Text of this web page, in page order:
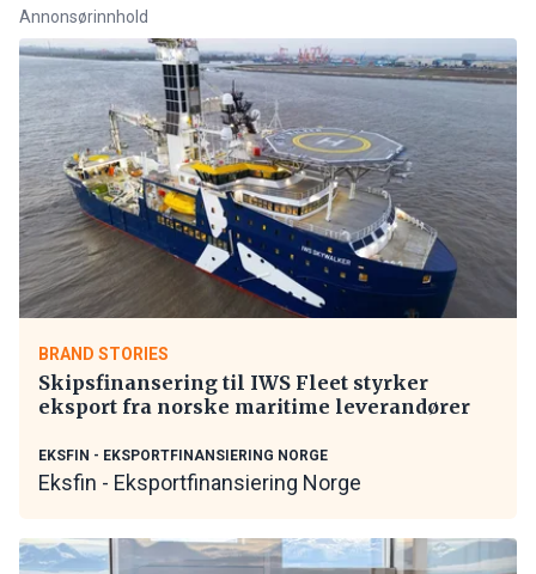
Annonsørinnhold
BRAND STORIES
Skipsfinansering til IWS Fleet styrker
eksport fra norske maritime leverandører
EKSFIN - EKSPORTFINANSIERING NORGE
Eksfin - Eksportfinansiering Norge